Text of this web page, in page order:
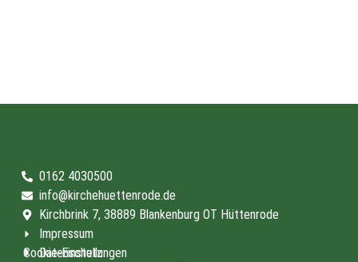
0162 4030500
info@kirchehuettenrode.de
Kirchbrink 7, 38889 Blankenburg OT Hüttenrode
Impressum
Datenschutz
Cookie-Einstellungen